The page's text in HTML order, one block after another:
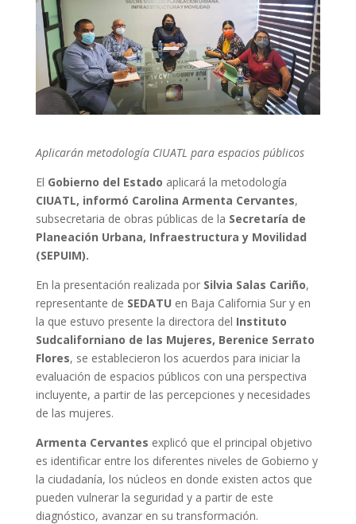
Aplicarán metodología CIUATL para espacios públicos
El Gobierno del Estado aplicará la metodología
CIUATL, informó Carolina Armenta Cervantes,
subsecretaria de obras públicas de la Secretaría de
Planeación Urbana, Infraestructura y Movilidad
(SEPUIM).
En la presentación realizada por Silvia Salas Cariño,
representante de SEDATU en Baja California Sur y en
la que estuvo presente la directora del Instituto
Sudcaliforniano de las Mujeres, Berenice Serrato
Flores, se establecieron los acuerdos para iniciar la
evaluación de espacios públicos con una perspectiva
incluyente, a partir de las percepciones y necesidades
de las mujeres.
Armenta Cervantes explicó que el principal objetivo
es identificar entre los diferentes niveles de Gobierno y
la ciudadanía, los núcleos en donde existen actos que
pueden vulnerar la seguridad y a partir de este
diagnóstico, avanzar en su transformación.